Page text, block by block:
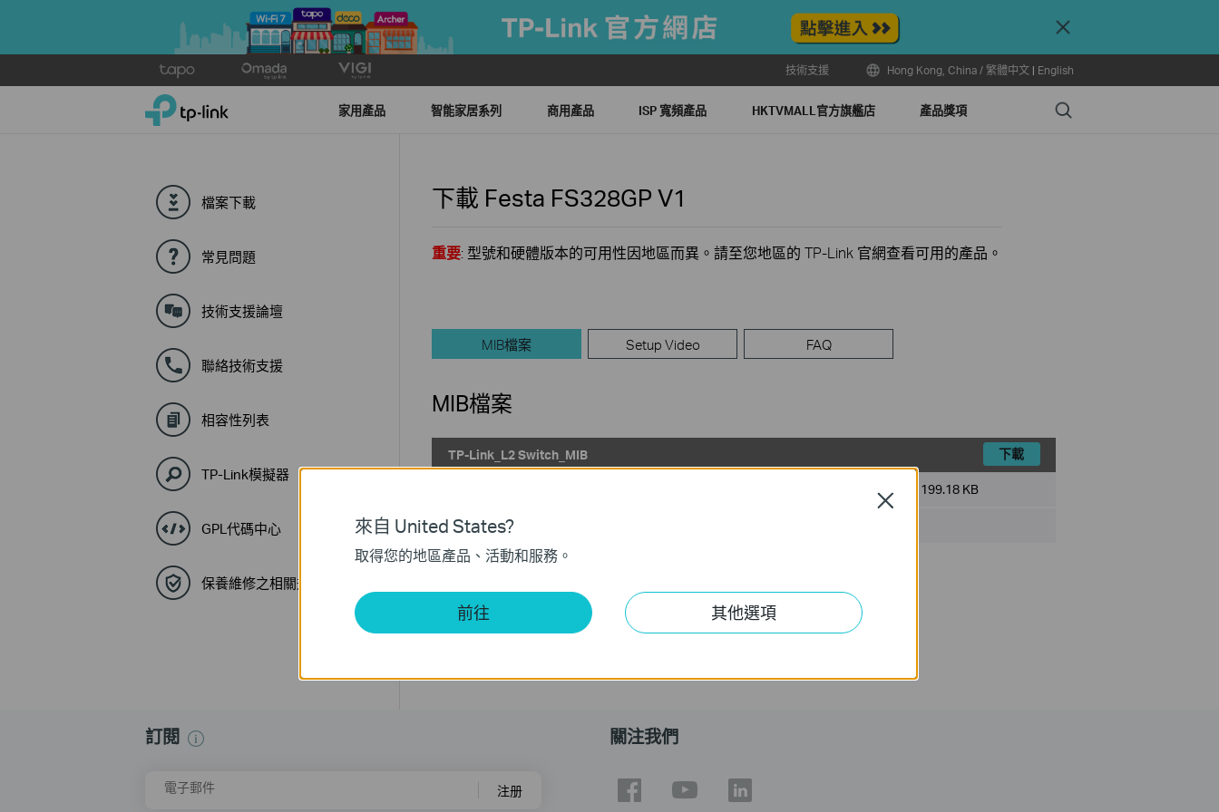
Close
to
技術支援 Hong Kong, China / 繁體中文 | English
TP-Link, Reliably Smart 家用產品 智能家居系列 商用產品 ISP 寬頻產品 HKTVMALL官方旗艦店 產品獎項 Search
檔案下載
常見問題
技術支援論壇
聯絡技術支援
相容性列表
TP-Link模擬器
GPL代碼中心
保養維修之相關規定與流程
下載 Festa FS328GP V1
重要: 型號和硬體版本的可用性因地區而異。請至您地區的 TP-Link 官網查看可用的產品。
MIB檔案 Setup Video FAQ
MIB檔案
TP-Link_L2 Switch_MIB 下載
檔案大小: 199.18 KB
作業系統: Windows/Mac OS/Linux
訂閱
電子郵件 注册
關注我們
來自 United States?
取得您的地區產品、活動和服務。
前往 其他選項
Close